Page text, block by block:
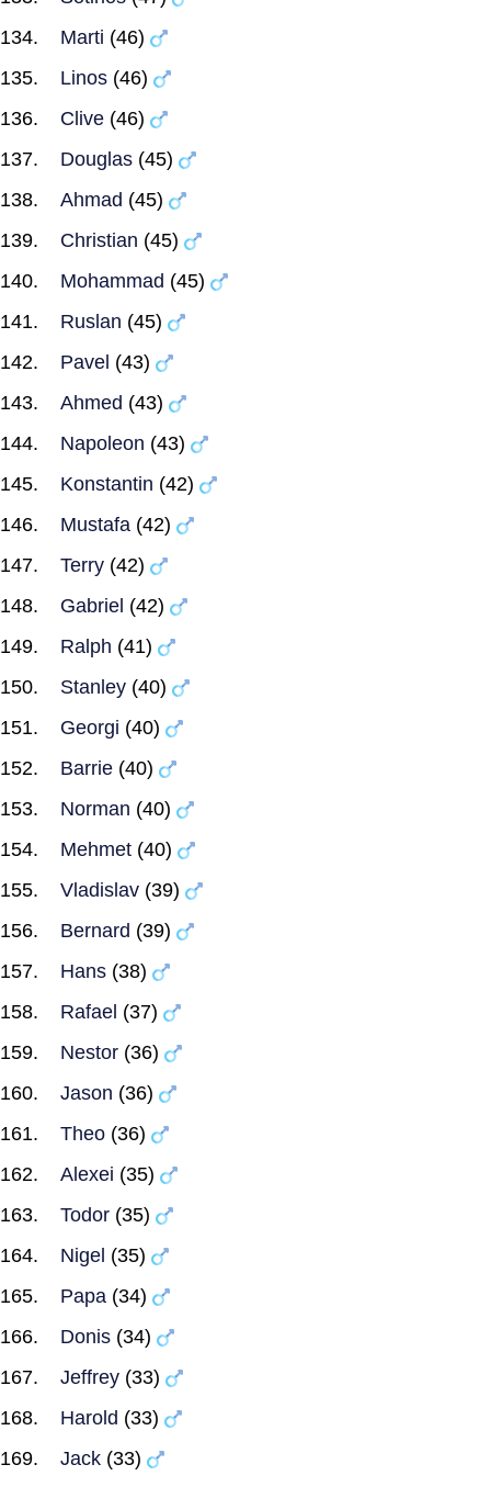
Marti (46)
Linos (46)
Clive (46)
Douglas (45)
Ahmad (45)
Christian (45)
Mohammad (45)
Ruslan (45)
Pavel (43)
Ahmed (43)
Napoleon (43)
Konstantin (42)
Mustafa (42)
Terry (42)
Gabriel (42)
Ralph (41)
Stanley (40)
Georgi (40)
Barrie (40)
Norman (40)
Mehmet (40)
Vladislav (39)
Bernard (39)
Hans (38)
Rafael (37)
Nestor (36)
Jason (36)
Theo (36)
Alexei (35)
Todor (35)
Nigel (35)
Papa (34)
Donis (34)
Jeffrey (33)
Harold (33)
Jack (33)